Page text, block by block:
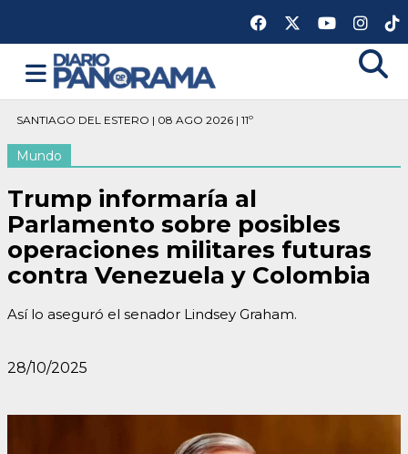
SANTIAGO DEL ESTERO | 08 AGO 2026 | 11º
Mundo
Trump informaría al
Parlamento sobre posibles
operaciones militares futuras
contra Venezuela y Colombia
Así lo aseguró el senador Lindsey Graham.
28/10/2025